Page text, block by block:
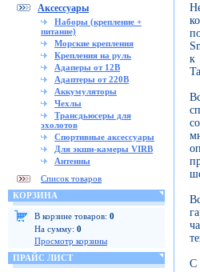
Аксессуары
Наборы (крепление +
питание)
Морские крепления
Крепления на руль
Адаперы от 12В
Адаптеры от 220В
Аккумуляторы
Чехлы
Трансдьюсеры для
эхолотов
Спортивные аксессуары
Для экшн-камеры VIRB
Антенны
Список товаров
КОРЗИНА
В корзине товаров: 0
На сумму: 0
Просмотр корзины
ПРАЙС ЛИСТ
к
С